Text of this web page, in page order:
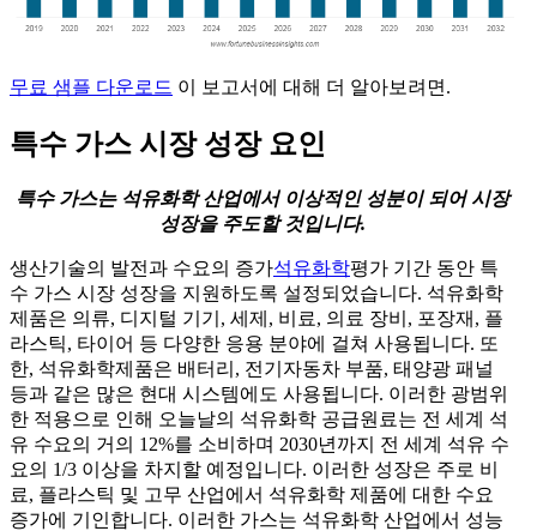
무료 샘플 다운로드 이 보고서에 대해 더 알아보려면.
특수 가스 시장 성장 요인
특수 가스는 석유화학 산업에서 이상적인 성분이 되어 시장
성장을 주도할 것입니다.
생산기술의 발전과 수요의 증가석유화학평가 기간 동안 특
수 가스 시장 성장을 지원하도록 설정되었습니다. 석유화학
제품은 의류, 디지털 기기, 세제, 비료, 의료 장비, 포장재, 플
라스틱, 타이어 등 다양한 응용 분야에 걸쳐 사용됩니다. 또
한, 석유화학제품은 배터리, 전기자동차 부품, 태양광 패널
등과 같은 많은 현대 시스템에도 사용됩니다. 이러한 광범위
한 적용으로 인해 오늘날의 석유화학 공급원료는 전 세계 석
유 수요의 거의 12%를 소비하며 2030년까지 전 세계 석유 수
요의 1/3 이상을 차지할 예정입니다. 이러한 성장은 주로 비
료, 플라스틱 및 고무 산업에서 석유화학 제품에 대한 수요
증가에 기인합니다. 이러한 가스는 석유화학 산업에서 성능